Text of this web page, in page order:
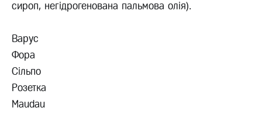
сироп, негідрогенована пальмова олія).
Варус
Фора
Сільпо
Розетка
Maudau